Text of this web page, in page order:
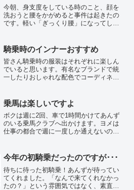
今朝、身支度をしている時のこと、顔を
洗おうと腰をかがめると事件は起きたの
です。軽い「ぎっくり腰」になってしま
今日の乗馬は休みになりました。残念。
家にいると、馬のカレンダ...
騎乗時のインナーおすすめ
皆さん騎乗時の服装はそれぞれに楽しん
でいると思います。有名なブランドで統
一したりおしゃれな配色でコーディネイ
人とは比べものにならないくらいの「汗
かき」なのです。冬でもレ...
乗馬は楽しいですよ
ボクは週に2回、車で1時間かけてあんず
のいる乗馬クラブへ出かけます。ヨメは
仕事の都合で週に一度しか通えないので
馬クラブへ行ってきました。ヨメはもち
ろんあんずに乗ってきま...
今年の初騎乗だったのですが･･･
待ちに待った初騎乗！あんずが待ってい
てくれました。「なんで来てくれなかっ
たの？」という雰囲気ではなく、素直に